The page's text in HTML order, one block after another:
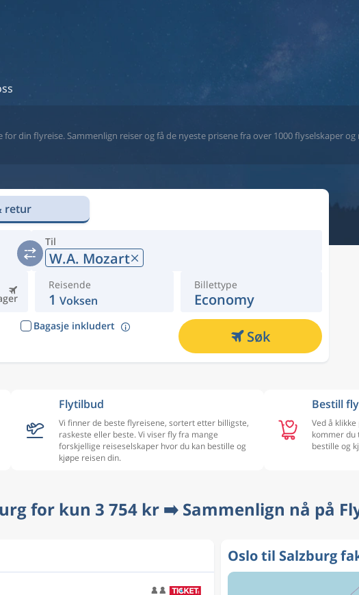
din flyreise. Sammenlign reiser og få de nyeste prisene fra over 1000 flyselskaper
retur
Til
W.A. Mozart
Reisende
1 Voksen
Billettype
Economy
Bagasje inkludert
Søk
Flytilbud
Vi finner de beste flyreisene, sortert etter billigste,
raskeste eller beste. Vi viser fly fra mange
forskjellige reiseselskaper hvor du kan bestille og
kjøpe reisen din.
Bestill
Ved å
kommer du
bestille og
for kun 3 754 kr ➡️ Sammenlign nå på
Oslo til Salzburg